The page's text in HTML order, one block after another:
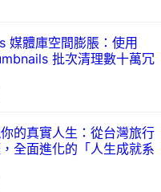
媒體庫空間膨脹：使用
批次清理數十萬冗
的真實人生：從台灣旅行
全面進化的「人生成就系